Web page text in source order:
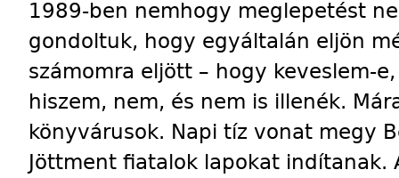
1989-ben nemhogy meglepetést
gondoltuk, hogy egyáltalán eljön
számomra eljött – hogy keveslem-
hiszem, nem, és nem is illenék.
könyvárusok. Napi tíz vonat megy
Jöttment fiatalok lapokat indítanak.